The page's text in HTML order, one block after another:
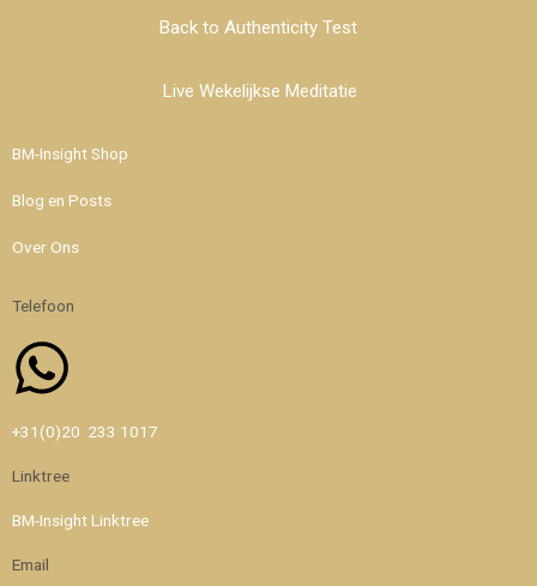
Back to Authenticity Test
Live Wekelijkse Meditatie
BM-Insight Shop
Blog en Posts
Over Ons
Telefoon
Whatsapp
+31(0)20 233 1017
Linktree
BM-Insight Linktree
Email